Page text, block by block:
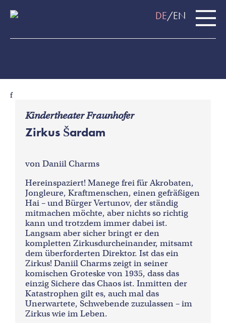
DE EN
f
Kindertheater Fraunhofer
Zirkus Šardam
von Daniil Charms
Hereinspaziert! Manege frei für Akrobaten,
Jongleure, Kraftmenschen, einen gefräßigen
Hai – und Bürger Vertunov, der ständig
mitmachen möchte, aber nichts so richtig
kann und trotzdem immer dabei ist.
Langsam aber sicher bringt er den
kompletten Zirkusdurcheinander, mitsamt
dem überforderten Direktor. Ist das ein
Zirkus! Daniil Charms zeigt in seiner
komischen Groteske von 1935, dass das
einzig Sichere das Chaos ist. Inmitten der
Katastrophen gilt es, auch mal das
Unerwartete, Schwebende zuzulassen – im
Zirkus wie im Leben.